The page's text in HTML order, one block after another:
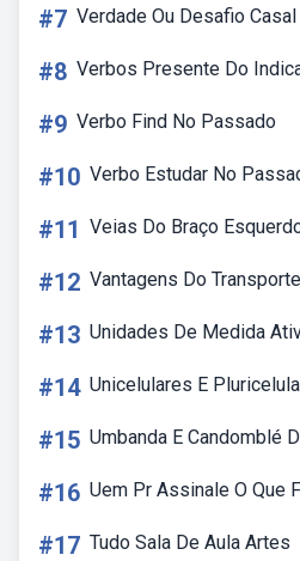
#7 Verdade Ou Desafio Casal
#8 Verbos Presente Do
#9 Verbo Find No Passado
#10 Verbo Estudar No
#11 Veias Do Braço
#12 Vantagens Do
#13 Unidades De Medida
#14 Unicelulares E
#15 Umbanda E Candomblé
#16 Uem Pr Assinale O Que
#17 Tudo Sala De Aula Artes